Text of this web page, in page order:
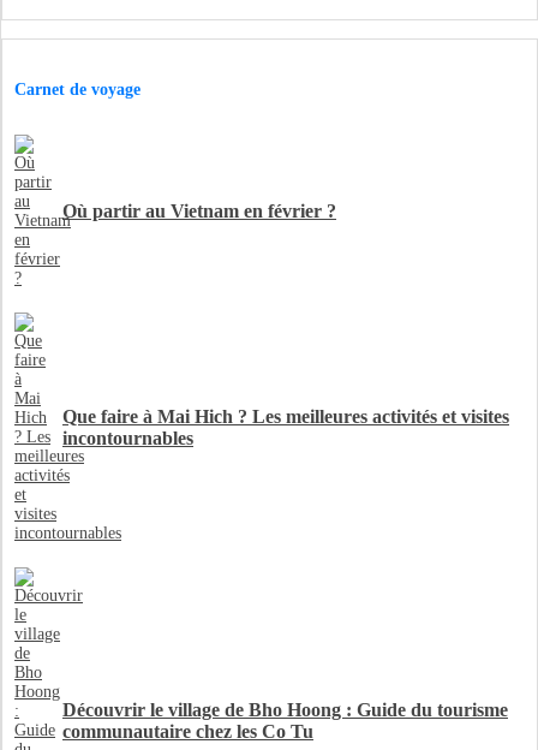
Carnet de voyage
Où partir au Vietnam en février ?
Que faire à Mai Hich ? Les meilleures activités et visites
incontournables
Découvrir le village de Bho Hoong : Guide du tourisme
communautaire chez les Co Tu